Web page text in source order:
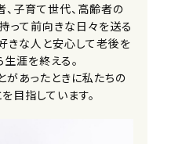
・健康・厚
変動あり
、子育て世代、高齢者の
って前向きな日々を送る
きな人と安心して老後を
涯を終える。
があったときに私たちの
目指しています。